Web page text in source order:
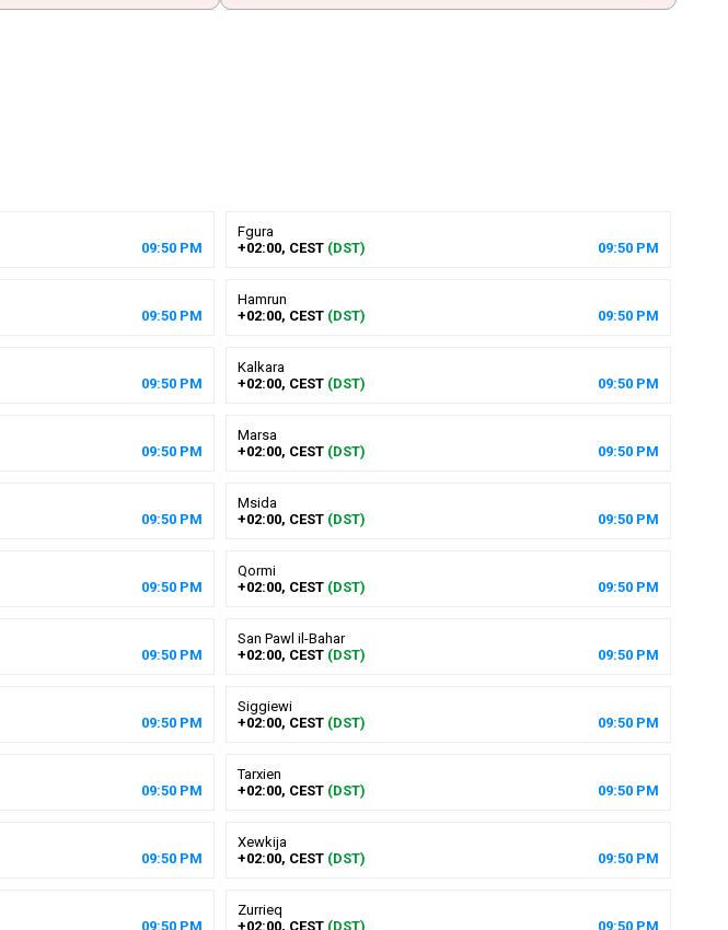
09:50 PM
Fgura
+02:00, CEST (DST) 09:50PM
09:50 PM
Hamrun
+02:00, CEST (DST) 09:50PM
09:50 PM
Kalkara
+02:00, CEST (DST) 09:50PM
09:50 PM
Marsa
+02:00, CEST (DST) 09:50PM
09:50 PM
Msida
+02:00, CEST (DST) 09:50PM
09:50 PM
Qormi
+02:00, CEST (DST) 09:50PM
09:50 PM
San Pawl il-Bahar
+02:00, CEST (DST) 09:50PM
09:50 PM
Siggiewi
+02:00, CEST (DST) 09:50PM
09:50 PM
Tarxien
+02:00, CEST (DST) 09:50PM
09:50 PM
Xewkija
+02:00, CEST (DST) 09:50PM
09:50 PM
Zurrieq
+02:00, CEST (DST) 09:50PM